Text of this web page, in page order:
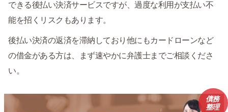
できる後払い決済サービスですが、過度な利用が支払い不
能を招くリスクもあります。
後払い決済の返済を滞納しており他にもカードローンなど
の借金がある方は、まず速やかに弁護士までご相談くださ
い。
債務
整理